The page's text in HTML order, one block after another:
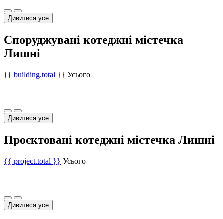
Дивитися усе
Споруджувані котеджні містечка
Лишні
{{ building.total }} Усього
Дивитися усе
Проєктовані котеджні містечка Лишні
{{ project.total }} Усього
Дивитися усе